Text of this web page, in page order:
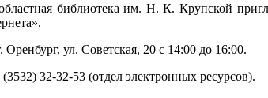
библиотека им. Н. К. Крупской
Оренбург, ул. Советская, 20 с 14:00 до 16:00.
32-32-53 (отдел электронных ресурсов).